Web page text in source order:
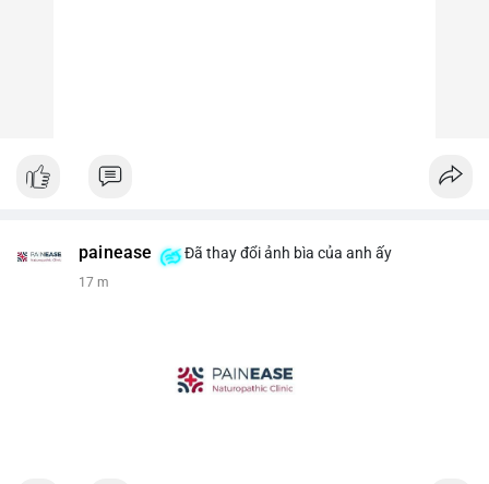
painease Đã thay đổi ảnh bìa của anh ấy
17 m